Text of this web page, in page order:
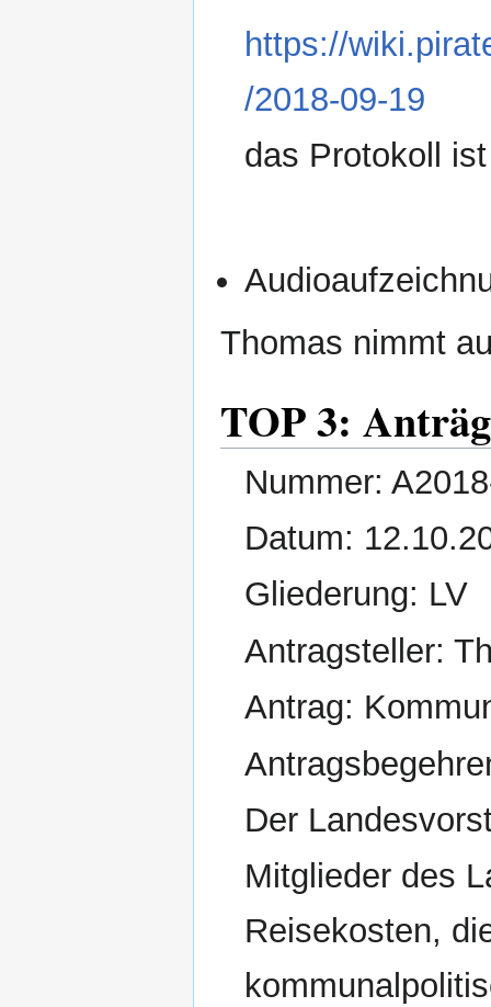
https://
/2018-09-19
das Protokoll
Thomas nimmt
TOP 3:
Nummer:
Datum:
Gliederung: LV
Antragsteller:
Antrag:
Der
Mitglieder des
Reisekosten,